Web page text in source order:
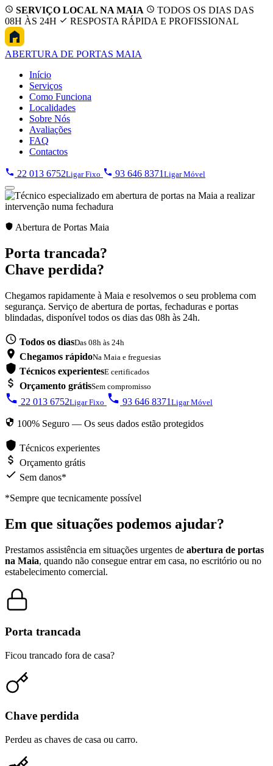
SERVIÇO LOCAL NA MAIA
TODOS OS DIAS DAS
08H ÀS 24H
RESPOSTA RÁPIDA E PROFISSIONAL
ABERTURA DE PORTAS MAIA
Início
Serviços
Como Funciona
Localidades
Sobre Nós
Avaliações
FAQ
Contactos
22 013 6752Ligar Fixo 93 646 8371 Ligar Móvel
Abertura de Portas Maia
Porta trancada?
Chave perdida?
Chegamos rapidamente à Maia e resolvemos o seu problema com
segurança. Serviço de abertura de portas, fechaduras e portas
blindadas, disponível todos os dias das 08h às 24h.
Todos os diasDas 08h às 24h
Chegamos rápidoNa Maia e freguesias
Técnicos experientesE certificados
Orçamento grátisSem compromisso
22 013 6752Ligar Fixo 93 646 8371 Ligar Móvel
100% Seguro — Os seus dados estão protegidos
Técnicos experientes
Orçamento grátis
Sem danos*
*Sempre que tecnicamente possível
Em que situações podemos ajudar?
Prestamos assistência em situações urgentes de abertura de portas
na Maia, quando não consegue entrar em casa, no escritório ou no
estabelecimento comercial.
Porta trancada
Ficou trancado fora de casa?
Chave perdida
Perdeu as chaves de casa ou carro.